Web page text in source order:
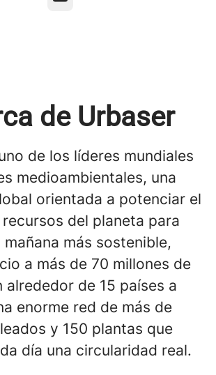
de Urbaser
de los líderes mundiales
medioambientales, una
orientada a potenciar el
del planeta para
más sostenible,
a más de 70 millones de
alrededor de 15 países a
enorme red de más de
y 150 plantas que
día una circularidad real.